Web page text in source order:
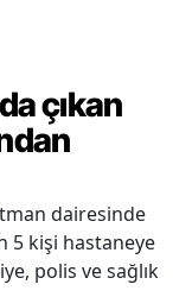
çıkan
dairesinde
5 kişi hastaneye
polis ve sağlık